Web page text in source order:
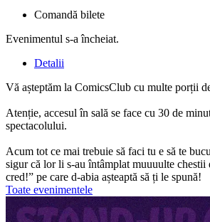
Comandă bilete
Evenimentul s-a încheiat.
Detalii
Vă așteptăm la ComicsClub cu multe porții
Atenție, accesul în sală se face cu 30 de
spectacolului.
Acum tot ce mai trebuie să faci tu e să te
sigur că lor li s-au întâmplat muuuulte chestii
cred!” pe care d-abia așteaptă să ți le spună!
Toate evenimentele